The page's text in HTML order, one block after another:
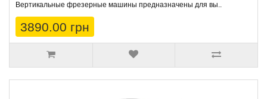
Вертикальные фрезерные машины предназначены для вы..
3890.00 грн